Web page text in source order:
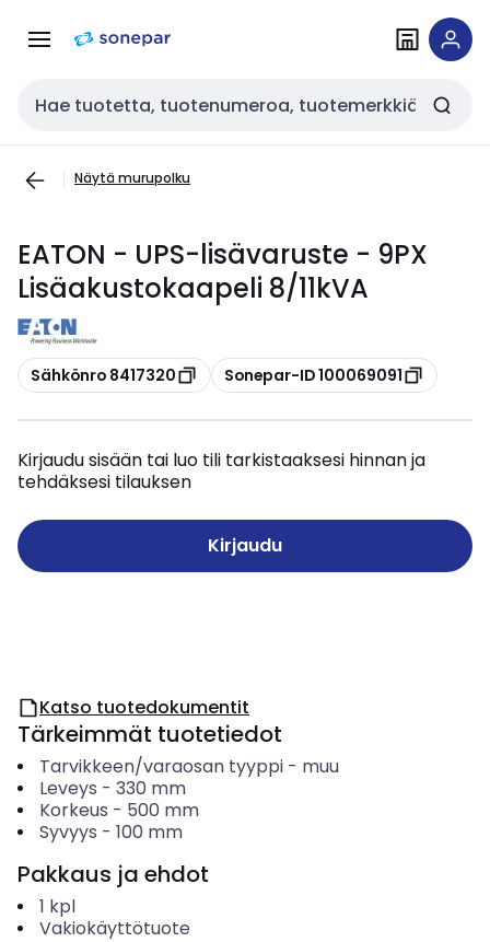
navigointiinsisältöön
Haku
Näytä murupolku
EATON - UPS-lisävaruste - 9PX
Lisäakustokaapeli 8/11kVA
Kopioi
Sähkönro 8417320 Kopioi
Sonepar-ID 100069091
Kirjaudu sisään tai luo tili tarkistaaksesi hinnan ja
tehdäksesi tilauksen
Kirjaudu
Katso tuotedokumentit
Tärkeimmät tuotetiedot
Tarvikkeen/varaosan tyyppi- muu
Leveys - 330 mm
Korkeus - 500 mm
Syvyys - 100 mm
Pakkaus ja ehdot
1 kpl
Vakiokäyttötuote